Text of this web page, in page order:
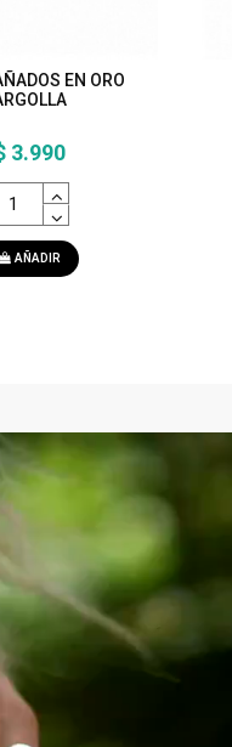
EN ORO
3.990
AÑADIR